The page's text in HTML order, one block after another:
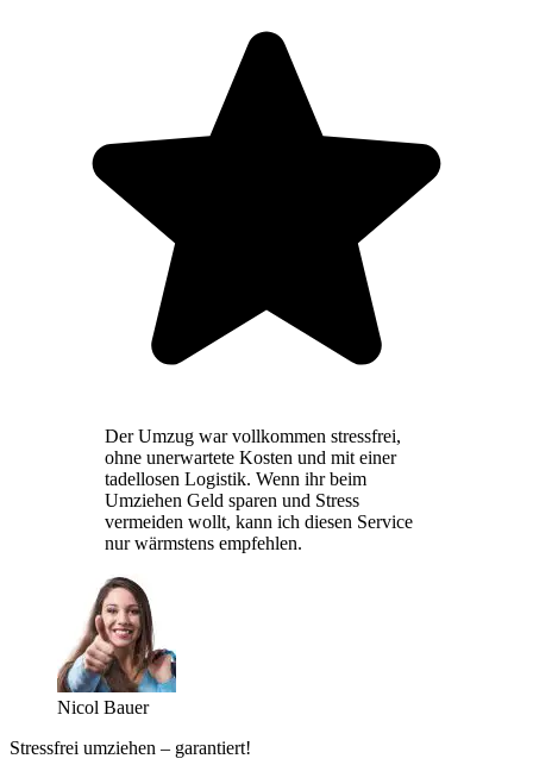
Der Umzug war vollkommen stressfrei,
ohne unerwartete Kosten und mit einer
tadellosen Logistik. Wenn ihr beim
Umziehen Geld sparen und Stress
vermeiden wollt, kann ich diesen Service
nur wärmstens empfehlen.
Nicol Bauer
Stressfrei umziehen – garantiert!